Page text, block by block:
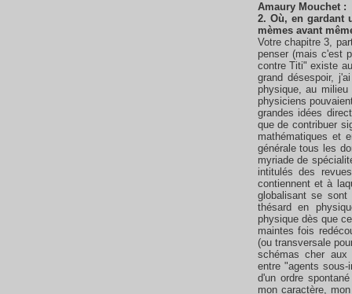
Amaury Mouchet:
2. Où, en gardant
mèmes avant
Votre chapitre 3,
penser (mais c'est
contre Titi" existe
grand désespoir,
physique, au
physiciens
grandes idées
que de contribuer
mathématiques et
générale tous les
myriade de
intitulés des
contiennent et à
globalisant se sont
thésard en
physique dès que
maintes fois
(ou transversale
schémas cher aux
entre "agents
d'un ordre
mon caractère,